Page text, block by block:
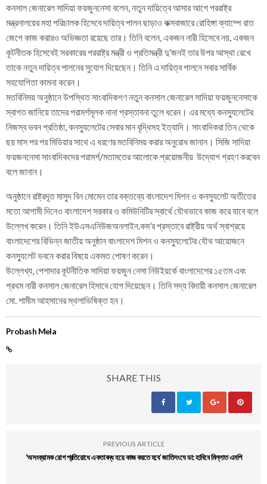
কনসাল জেনারেল সাদিয়া ফয়জুননেসা বলেন, নতুন দায়িত্বে আসার আগে পররাষ্ট্র
মন্ত্রনালয়ের মহা পরিচালক হিসেবে দায়িত্ব পালন ছাড়াও কক্সবাজারে রোহিঙ্গা ক্যাম্পে রাত
জেগে কাজ করারও অভিজ্ঞতা রয়েছে তার। তিনি বলেন, একজন নারী হিসেবে নয়, একজন
কূটনীতক হিসেবেই সরকারের পররাষ্ট্র মন্ত্রী ও প্রতিমন্ত্রী দু’জনই তার উপর আস্থা রেখে
তাকে নতুন দায়িত্ব পালনের সুযোগ দিয়েছেন। তিনি এ দায়িত্ব পালনে সবার সার্বিক
সহযোগিতা কামনা করেন।
মতবিনিময় অনুষ্ঠানে উপস্থিত সাংবাদিকগণ নতুন কনসাল জেনারেল সাদিয়া ফয়জুননেসাকে
স্বাগত জানিয়ে তাদের পরামর্শমূলক নানা প্রস্তাবনা তুলে ধরেন। এর মধ্যে কনস্যুলেটের
নিজস্ব ভবন প্রতিষ্ঠা, কনস্যুলেটের সেবার মান বৃদ্ধিসহ ইত্যাদি। সাংবাদিকরা তিন থেকে
ছয় মাস পর পর মিডিয়ার সাথে এ ধরণের মতবিনিময় করার অনুরোধ জানান। সিজি সাদিয়া
ফয়জননেসা সাংবাদিকদের পরামর্শ/মতামতের আলোকে প্রয়োজনীয় উদ্যোগ গ্রহণ করবেন
বলে জানান।
অনুষ্ঠানে রাষ্ট্রদূত মাসুদ বিন মোমেন তার বক্তব্যে বাংলাদেশ মিশন ও কনস্যুলেট অতীতের
মতো আগামী দিনেও বাংলাদেশ সরকার ও কমিউনিটির স্বার্থে যৌথভাবে কাজ করে যাবে বলে
উল্লেখ করেন। তিনি ইউএসএনিউজঅনলাইন.কম’র প্রস্তাবে রাষ্ট্রীয় অর্থ স্বাশ্রয়ে
বাংলাদেশের বিভিন্ন জাতীয় অনুষ্ঠান বাংলাদেশ মিশন ও কনস্যুলেটের যৌথ আয়োজনে
কনস্যুলেট ভবনে করার বিষয়ে একমত পোষণ করেন।
উল্লেখ্য, পেশাদার কূটনীতিক সাদিয়া ফয়জুন নেসা নিউইয়র্কে বাংলাদেশের ১৫তম এবং
প্রথম নারী কনসাল জেনারেল হিসাবে যোগ দিয়েছেন। তিনি সদ্য বিদায়ী কনসাল জেনারেল
মো. শামীম আহসানের স্থলাভিষিক্ত হন।
Probash Mela
SHARE THIS
PREVIOUS ARTICLE
‘অসংক্রামক রোগ প্রতিরোধে একতাবদ্ধ হয়ে কাজ করতে হবে’ জাতিসংঘে ডা: হাবিবে মিল্লাত এমপি